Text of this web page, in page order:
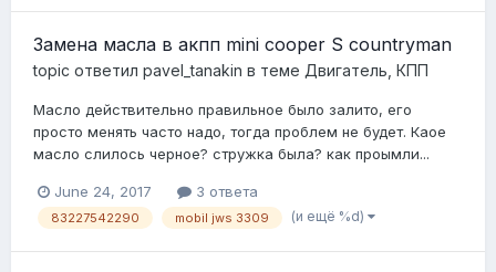
Замена масла в акпп mini cooper S countryman
topic ответил pavel_tanakin в теме Двигатель, КПП
Масло действительно правильное было залито, его
просто менять часто надо, тогда проблем не будет. Каое
масло слилось черное? стружка была? как проымли...
June 24, 2017 3 ответа
83227542290 mobil jws 3309 (и ещё %d)